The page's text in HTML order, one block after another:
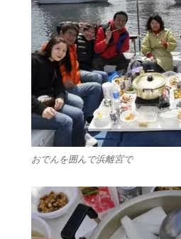
生
と
に
おでんを囲んで浜離宮で